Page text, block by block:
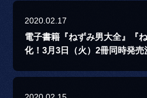
2020.02.17
電子書籍『ねずみ男大全』『
化！3月3日（火）2冊同時発売